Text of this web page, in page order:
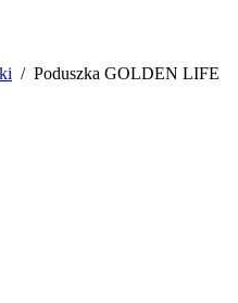
/ Poduszka GOLDEN LIFE